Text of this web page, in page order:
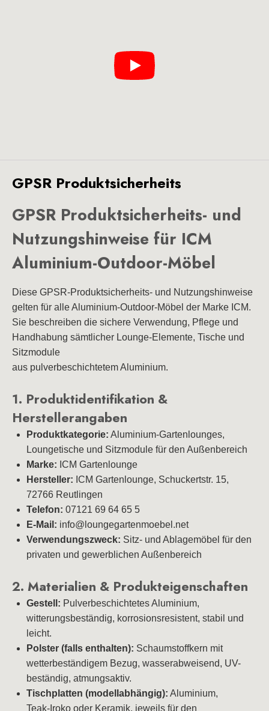
GPSR Produktsicherheits
GPSR Produktsicherheits- und
Nutzungshinweise für ICM
Aluminium-Outdoor-Möbel
Diese GPSR‑Produktsicherheits‑ und Nutzungshinweise
gelten für alle Aluminium‑Outdoor‑Möbel der Marke ICM.
Sie beschreiben die sichere Verwendung, Pflege und
Handhabung sämtlicher Lounge‑Elemente, Tische und
Sitzmodule
aus pulverbeschichtetem Aluminium.
1. Produktidentifikation &
Herstellerangaben
Produktkategorie: Aluminium-Gartenlounges,
Loungetische und Sitzmodule für den Außenbereich
Marke: ICM Gartenlounge
Hersteller: ICM Gartenlounge, Schuckertstr. 15,
72766 Reutlingen
Telefon: 07121 69 64 65 5
E-Mail: info@loungegartenmoebel.net
Verwendungszweck: Sitz- und Ablagemöbel für den
privaten und gewerblichen Außenbereich
2. Materialien & Produkteigenschaften
Gestell: Pulverbeschichtetes Aluminium,
witterungsbeständig, korrosionsresistent, stabil und
leicht.
Polster (falls enthalten): Schaumstoffkern mit
wetterbeständigem Bezug, wasserabweisend, UV-
beständig, atmungsaktiv.
Tischplatten (modellabhängig): Aluminium,
Teak‑Iroko oder Keramik, jeweils für den